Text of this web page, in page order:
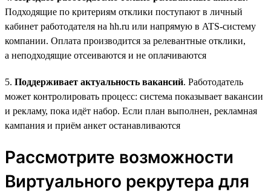
Подходящие по критериям отклики поступают в личный
кабинет работодателя на hh.ru или напрямую в ATS-систему
компании. Оплата производится за релевантные отклики,
а неподходящие отсеиваются и не оплачиваются
5. Поддерживает актуальность вакансий. Работодатель
может контролировать процесс: система показывает вакансии
и рекламу, пока идёт набор. Если план выполнен, рекламная
кампания и приём анкет останавливаются
Рассмотрите возможности
Виртуального рекрутера для